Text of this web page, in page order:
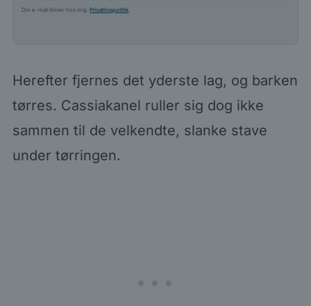
Din e-mail bliver hos mig.Privatlivspolitik.
Herefter fjernes det yderste lag, og barken
tørres. Cassiakanel ruller sig dog ikke
sammen til de velkendte, slanke stave
under tørringen.